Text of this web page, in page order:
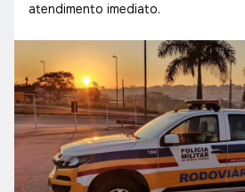
atendimento imediato.